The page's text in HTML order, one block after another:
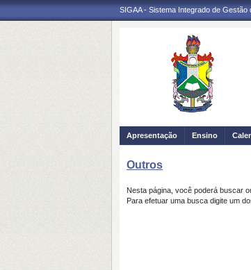
SIGAA - Sistema Integrado de Gestão
Apresentação Ensino
Outros
Nesta página, você poderá buscar
Para efetuar uma busca digite um